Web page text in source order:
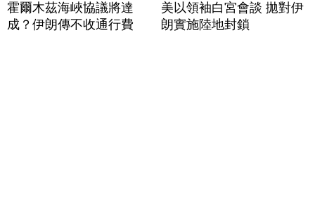
霍爾木茲海峽協議將達
成？伊朗傳不收通行費
美以領袖白宮會談 拋對伊
朗實施陸地封鎖